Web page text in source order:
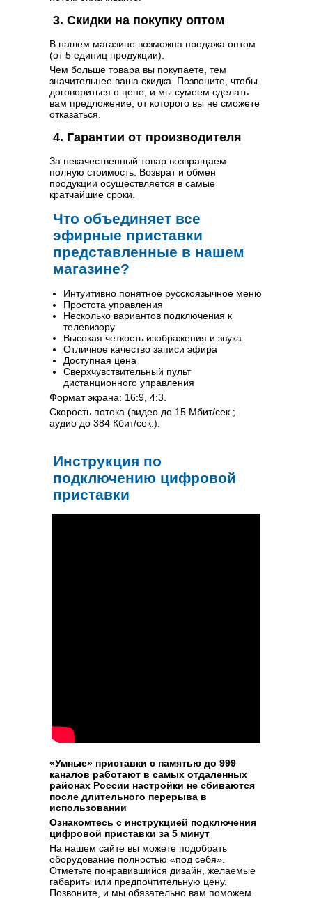
3. Скидки на покупку оптом
В нашем магазине возможна продажа оптом
(от 5 единиц продукции).
Чем больше товара вы покупаете, тем
значительнее ваша скидка. Позвоните, чтобы
договориться о цене, и мы сумеем сделать
вам предложение, от которого вы не сможете
отказаться.
4. Гарантии от производителя
За некачественный товар возвращаем
полную стоимость. Возврат и обмен
продукции осуществляется в самые
кратчайшие сроки.
Что объединяет все
эфирные приставки
представленные в нашем
магазине?
Интуитивно понятное русскоязычное меню
Простота управления
Несколько вариантов подключения к
телевизору
Высокая четкость изображения и звука
Отличное качество записи эфира
Доступная цена
Сверхчувствительный пульт
дистанционного управления
Формат экрана: 16:9, 4:3.
Скорость потока (видео до 15 Мбит/сек.;
аудио до 384 Кбит/сек.).
Инструкция по
подключению цифровой
приставки
«Умные» приставки с памятью до 999
каналов работают в самых отдаленных
районах России настройки не сбиваются
после длительного перерыва в
использовании
Ознакомтесь с инструкцией подключения
цифровой приставки за 5 минут
На нашем сайте вы можете подобрать
оборудование полностью «под себя».
Отметьте понравившийся дизайн, желаемые
габариты или предпочтительную цену.
Позвоните, и мы обязательно вам поможем.